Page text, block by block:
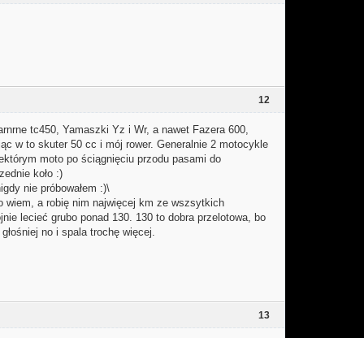
12
tc450, Yamaszki Yz i Wr, a nawet Fazera 600,
w to skuter 50 cc i mój rower. Generalnie 2 motocykle
moto po ściągnięciu przodu pasami do
koło :)
nie próbowałem :)\
a robię nim najwięcej km ze wszsytkich
lecieć grubo ponad 130. 130 to dobra przelotowa, bo
no i spala trochę więcej.
13